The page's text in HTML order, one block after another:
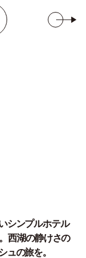
シンプルホテル
西湖の静けさの
ュの旅を。